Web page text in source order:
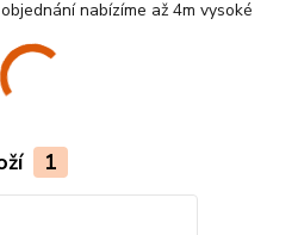
nabízíme až 4m vysoké
1